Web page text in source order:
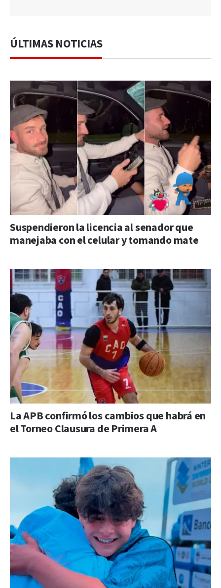
ÚLTIMAS NOTICIAS
Suspendieron la licencia al senador que
manejaba con el celular y tomando mate
La APB confirmó los cambios que habrá en
el Torneo Clausura de Primera A